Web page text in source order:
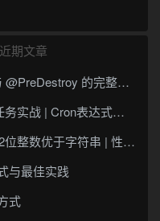
近期文章
的完整与实战
战 | Cron表达式详解
数优于字符串 | 性能分析
与最佳实践
式